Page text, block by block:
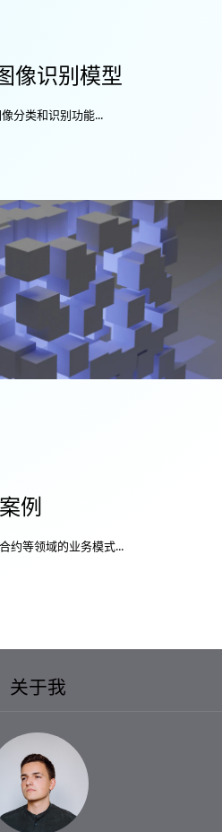
像识别模型
分类和识别功能...
例
约等领域的业务模式...
关于我